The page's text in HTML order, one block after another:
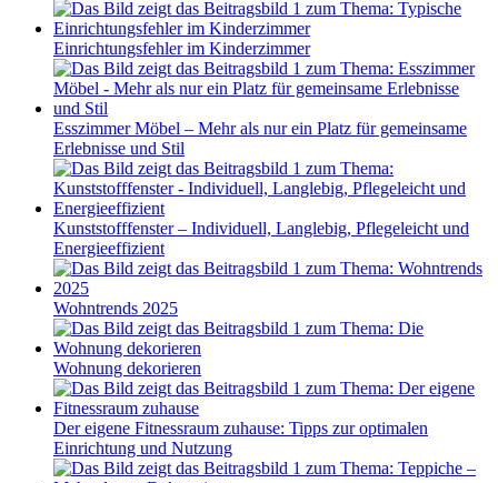
Einrichtungsfehler im Kinderzimmer
Esszimmer Möbel – Mehr als nur ein Platz für gemeinsame
Erlebnisse und Stil
Kunststofffenster – Individuell, Langlebig, Pflegeleicht und
Energieeffizient
Wohntrends 2025
Wohnung dekorieren
Der eigene Fitnessraum zuhause: Tipps zur optimalen
Einrichtung und Nutzung